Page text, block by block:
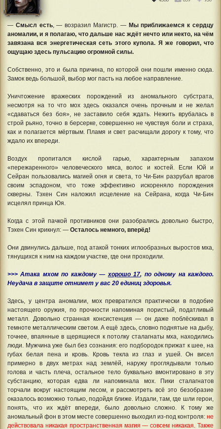
— Смысл есть, — возразил Магистр. — Мы приближаемся к сердцу
аномалии, и я полагаю, что дальше нас ждёт нечто или некто, на чём
завязана вся энергетическая сеть этого купола. Я же говорил, что
ощущаю здесь пульсацию огромной силы.
Собственно, это и была причина, по которой они пошли именно сюда.
Замок ведь большой, выбор мог пасть на любое направление.
Уничтожение вражеских порождений из аномального субстрата,
несмотря на то что мох здесь оказался очень прочным и не желал
«сдаваться без боя», не заставило себя ждать. Нежить врубалась в
строй рьяно, точно в берсерке, совершенно не чувствуя боли и страха,
как и полагается мёртвым. Пламя и свет расчищали дорогу к тому, что
ждало их впереди.
Воздух пропитался кислой гарью, характерным запахом
«пережаренного» человеческого мяса, волос и костей. Если Юй и
Сейран пользовались магией огня и света, то Чи-Бин разрубал врагов
своим эспадоном, что тоже эффективно искореняло порождения
скверны. Тэхен Син наложил исцеление на Сейрана, когда Чи-Бин
исцелял принца Юя.
Когда с этой пачкой противников они разобрались довольно быстро,
Тэхен Син крикнул: — Осталось немного, вперёд!
Они двинулись дальше, под атакой тонких иглообразных выростов мха,
тянущихся к ним на каждом участке, где они проходили.
>>> Атака мхом по каждому — хорошо 17, по одному на каждого.
Неудача в защите отнимет у вас 20 единиц здоровья.
Здесь, у центра аномалии, мох превратился практически в подобие
настоящего оружия, по прочности напоминая пористый, податливый
металл. Довольно странная консистенция — он даже поблёскивал в
темноте металлическим светом. А ещё здесь, словно поднятые на дыбу,
точнее, впаянные в щерящиеся к потолку сталагнаты мха, находились
люди. Мужчина уже был без сознания: его подбородок прижат к шее, на
губах белая пена и кровь. Кровь текла из глаз и ушей. Он висел
примерно в двух метрах над землёй, наружу проглядывали только
голова и часть плеча, остальное тело буквально вмонтировано в эту
субстанцию, которая едва ли напоминала мох. Пики сталагнатов
торчали вокруг настоящим лесом, и рассмотреть всё это безобразие
оказалось возможно только, подойдя ближе. Издали, там, где шли герои,
понять, что их ждёт впереди, было довольно сложно. К тому же
аномальный фон в этом месте совершенно выходил из-под контроля: не
действовала никакая пространственная магия — совсем никакая. Также